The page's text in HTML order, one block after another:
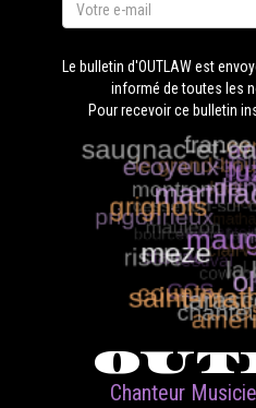
Le bulletin d'OUTLAW est
informé de toutes les
Pour recevoir ce bulletin
Chanteur